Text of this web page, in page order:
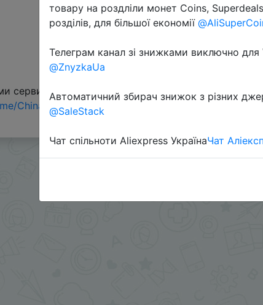
- @SKIDKOVOZ
ChinaGoodBuy
товару на роздліли монет Coins,
розділів, для більшої економії
Телеграм канал зі знижками виключно для
@ZnyzkaUa
Автоматичний збирач знижок з різних
@SaleStack
Чат спільноти Aliexpress УкраїнаЧат